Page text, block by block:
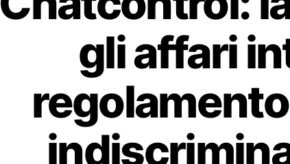
gli affari